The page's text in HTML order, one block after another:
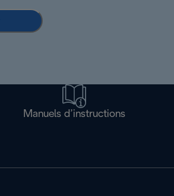
Manuels d’instructions